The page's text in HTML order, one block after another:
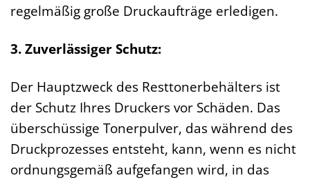
regelmäßig große Druckaufträge erledigen.
3. Zuverlässiger Schutz:
Der Hauptzweck des Resttonerbehälters ist
der Schutz Ihres Druckers vor Schäden. Das
überschüssige Tonerpulver, das während des
Druckprozesses entsteht, kann, wenn es nicht
ordnungsgemäß aufgefangen wird, in das